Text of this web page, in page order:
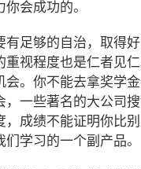
你会成功的。
有足够的自治，取得
重视程度也是仁者见
会。你不能去拿奖学
，一些著名的大公司
，成绩不能证明你比
们学习的一个副产品。